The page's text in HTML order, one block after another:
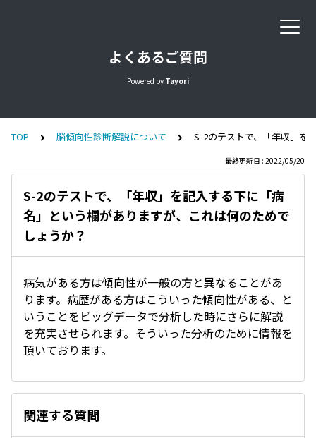
よくあるご質問
Powered by Tayori
TOP 脳傾向性診断解説について S-2のテストで、「年収」を
最終更新日 : 2022/05/20
S-2のテストで、「年収」を記入する下に「病
名」という欄がありますが、これは何のためで
しょうか？
病気がある方は傾向性が一般の方と異なることがあ
ります。病歴がある方はこういった傾向性がある、と
いうことをビッグデータで分析した時にさらに解説
を充実させられます。そういった分析のために情報を
頂いております。
関連する質問